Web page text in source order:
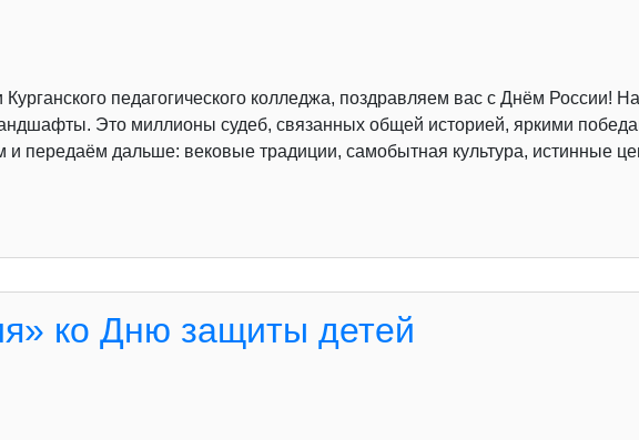
педагогического колледжа, поздравляем вас с Днём России!
Это миллионы судеб, связанных общей историей, яркими
передаём дальше: вековые традиции, самобытная культура, истинные
ко Дню защиты детей